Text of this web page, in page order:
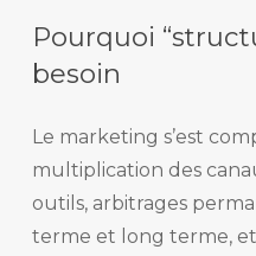
Pourquoi
besoin
Le marketing s’est
multiplication des
outils, arbitrages
terme et long terme,